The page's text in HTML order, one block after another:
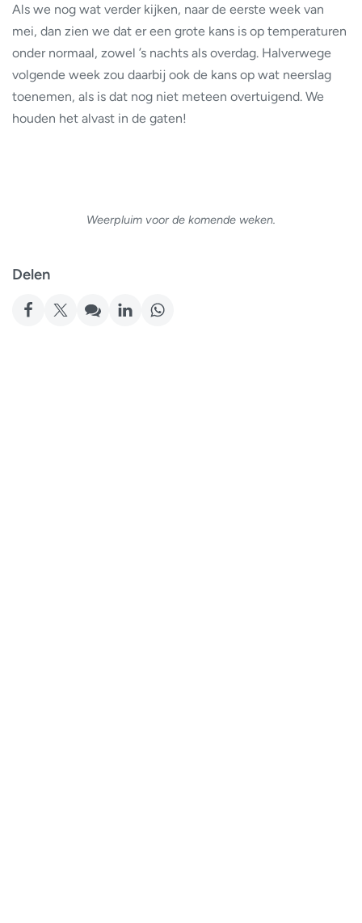
Als we nog wat verder kijken, naar de eerste week van
mei, dan zien we dat er een grote kans is op temperaturen
onder normaal, zowel ’s nachts als overdag. Halverwege
volgende week zou daarbij ook de kans op wat neerslag
toenemen, als is dat nog niet meteen overtuigend. We
houden het alvast in de gaten!
Weerpluim voor de komende weken.
Delen